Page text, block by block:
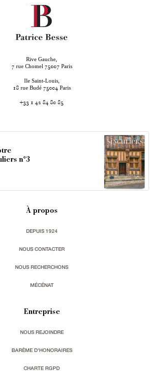
Rive Gauche,
7 rue Chomel 75007 Paris
Ile Saint-Louis,
18 rue Budé 75004 Paris
+33 1 42 84 80 85
n°3
À propos
DEPUIS 1924
NOUS CONTACTER
NOUS RECHERCHONS
MÉCÉNAT
Entreprise
NOUS REJOINDRE
BARÈME D'HONORAIRES
CHARTE RGPD